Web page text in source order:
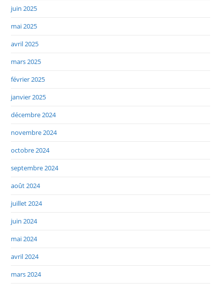
juin 2025
mai 2025
avril 2025
mars 2025
février 2025
janvier 2025
décembre 2024
novembre 2024
octobre 2024
septembre 2024
août 2024
juillet 2024
juin 2024
mai 2024
avril 2024
mars 2024